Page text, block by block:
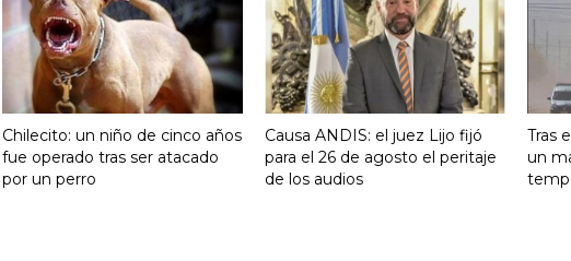
Chilecito: un niño de cinco años
fue operado tras ser atacado
por un perro
Causa ANDIS: el juez Lijo fijó
para el 26 de agosto el peritaje
de los audios
Tras
un